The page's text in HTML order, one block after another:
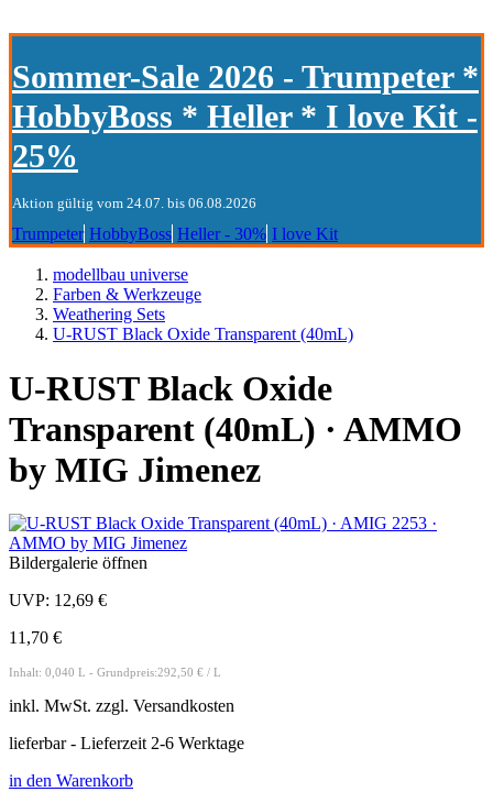
Sommer-Sale 2026 - Trumpeter *
HobbyBoss * Heller * I love Kit -
25%
Aktion gültig vom 24.07. bis 06.08.2026
Trumpeter HobbyBoss Heller - 30% I love Kit
modellbau universe
Farben & Werkzeuge
Weathering Sets
U-RUST Black Oxide Transparent (40mL)
U-RUST Black Oxide
Transparent (40mL) · AMMO
by MIG Jimenez
Bildergalerie öffnen
UVP: 12,69 €
11,70 €
Inhalt: 0,040 L - Grundpreis:292,50 € / L
inkl. MwSt. zzgl. Versandkosten
lieferbar - Lieferzeit 2-6 Werktage
in den Warenkorb